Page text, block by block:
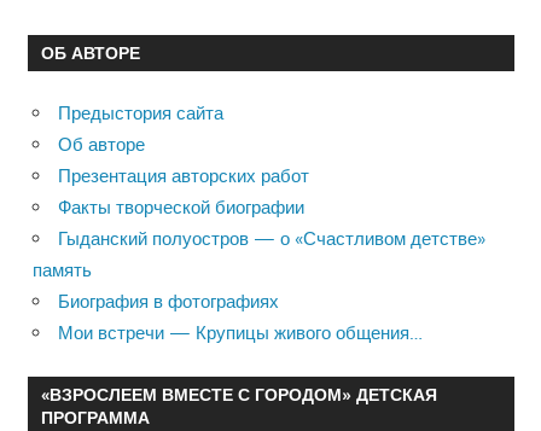
ОБ АВТОРЕ
Предыстория сайта
Об авторе
Презентация авторских работ
Факты творческой биографии
Гыданский полуостров — о «Счастливом детстве»
память
Биография в фотографиях
Мои встречи — Крупицы живого общения…
«ВЗРОСЛЕЕМ ВМЕСТЕ С ГОРОДОМ» ДЕТСКАЯ
ПРОГРАММА